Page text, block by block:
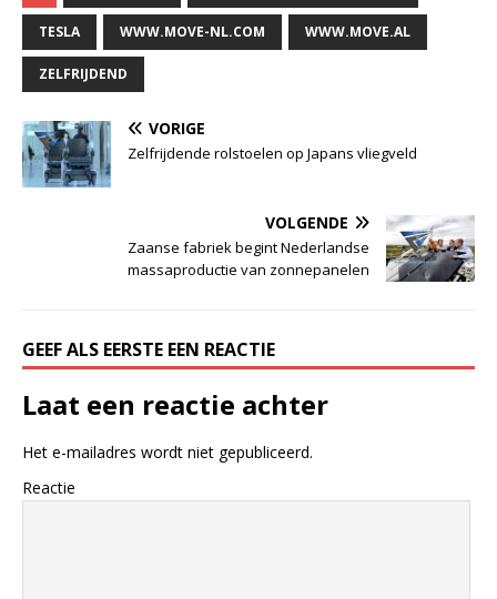
TESLA WWW.MOVE-NL.COM WWW.MOVE.AL
ZELFRIJDEND
VORIGE
Zelfrijdende rolstoelen op Japans vliegveld
VOLGENDE
Zaanse fabriek begint Nederlandse
massaproductie van zonnepanelen
GEEF ALS EERSTE EEN REACTIE
Laat een reactie achter
Het e-mailadres wordt niet gepubliceerd.
Reactie